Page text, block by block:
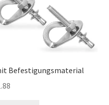
Befestigungsmaterial